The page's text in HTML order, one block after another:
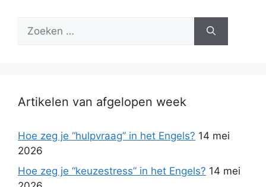
Zoek
Artikelen van afgelopen week
Hoe zeg je “hulpvraag” in het Engels? 14 mei
2026
Hoe zeg je “keuzestress” in het Engels? 14 mei